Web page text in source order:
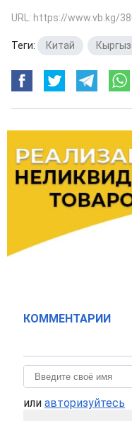
URL: https://www.vb.kg/
Теги: Китай
КОММЕНТАРИИ
или авторизуйтесь